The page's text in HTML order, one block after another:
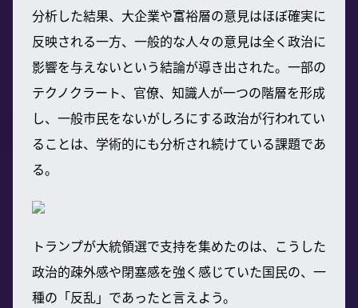
分析した結果、大企業や富裕層の意見はほぼ確実に
反映される一方、一般的な人々の意見は全く政治に
影響を与えないという結論が導き出された。一部の
テクノクラート、官僚、知識人が一つの階層を形成
し、一般市民をないがしろにする政治が行われてい
ることは、学術的にも分析され続けている課題であ
る。
トランプが大統領選で支持を集めたのは、こうした
政治的疎外感や閉塞感を強く感じていた国民の、一
種の「反乱」であったと言えよう。